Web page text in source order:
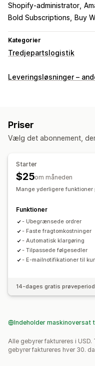
Shopify-administrator
Bold Subscriptions
Buy
Kategorier
Tredjepartslogistik
Ordrestyring
Kundenotifikationer
Automatisk
SKU-kortlægning
Leveringsløsninger –
Priser
Vælg det abonnement,
Starter
$25om måneden
Mange yderligere
Funktioner
- Ubegrænsede ordrer
- Faste fragtomkostninger
- Automatisk klargøring
- Tilpassede følgesedler
- E-mailnotifikationer til
14-dages gratis
Indeholder maskinoversat
Alle gebyrer faktureres i
gebyrer faktureres hver 30.